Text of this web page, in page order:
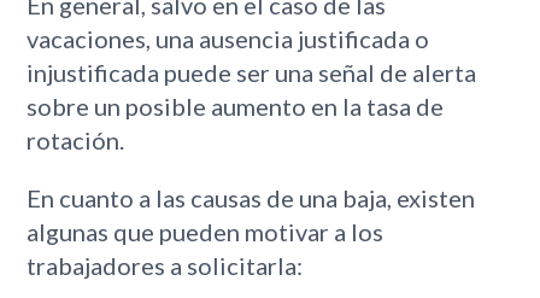
vacaciones, una ausencia justificada o
injustificada puede ser una señal de alerta
sobre un posible aumento en la tasa de
rotación.
En cuanto a las causas de una baja, existen
algunas que pueden motivar a los
trabajadores a solicitarla: